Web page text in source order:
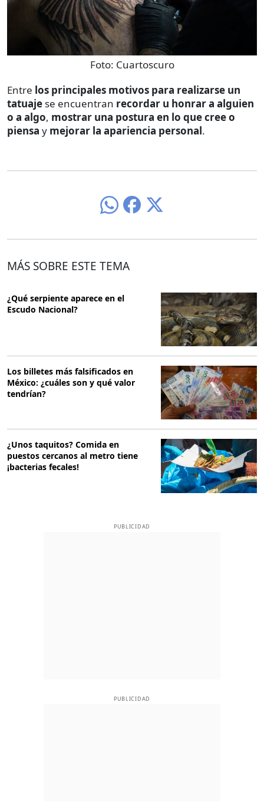
Foto: Cuartoscuro
Entre los principales motivos para realizarse un
tatuaje se encuentran recordar u honrar a alguien
o a algo, mostrar una postura en lo que cree o
piensa y mejorar la apariencia personal.
MÁS SOBRE ESTE TEMA
¿Qué serpiente aparece en el
Escudo Nacional?
Los billetes más falsificados en
México: ¿cuáles son y qué valor
tendrían?
¿Unos taquitos? Comida en
puestos cercanos al metro tiene
¡bacterias fecales!
PUBLICIDAD
PUBLICIDAD